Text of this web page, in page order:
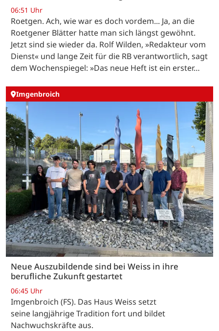
06:51 Uhr
Roetgen. Ach, wie war es doch vordem... Ja, an die
Roetgener Blätter hatte man sich längst gewöhnt.
Jetzt sind sie wieder da. Rolf Wilden, »Redakteur vom
Dienst« und lange Zeit für die RB verantwortlich, sagt
dem Wochenspiegel: »Das neue Heft ist ein erster…
Imgenbroich
Neue Auszubildende sind bei Weiss in ihre
berufliche Zukunft gestartet
06:45 Uhr
Imgenbroich (FS). Das Haus Weiss setzt
seine langjährige Tradition fort und bildet
Nachwuchskräfte aus.